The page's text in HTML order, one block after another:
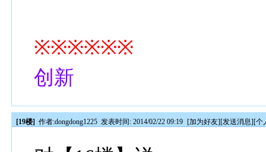
※※※※※※
创新
[19楼] 作者:dongdong1225 发表时间: 2014/02/22 09:19 [加为好友][发送消息][个